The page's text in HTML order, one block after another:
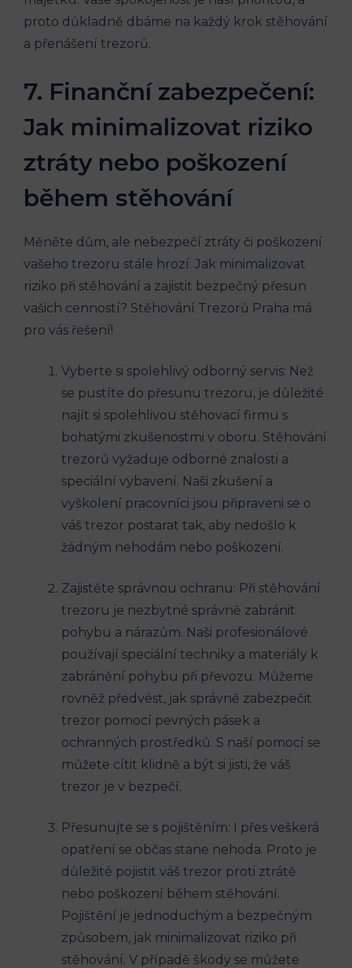
proto důkladně dbáme na každý krok stěhování
a přenášení trezorů.
7. Finanční zabezpečení:
Jak minimalizovat riziko
ztráty nebo poškození
během stěhování
Měněte dům, ale nebezpečí ztráty či poškození
vašeho trezoru stále hrozí. Jak minimalizovat
riziko při stěhování a zajistit bezpečný přesun
vašich cenností? Stěhování Trezorů Praha má
pro vás řešení!
Vyberte si spolehlivý odborný servis: Než
se pustíte do přesunu trezoru, je důležité
najít si spolehlivou stěhovací firmu s
bohatými zkušenostmi v oboru. Stěhování
trezorů vyžaduje odborné znalosti a
speciální vybavení. Naši zkušení a
vyškolení pracovníci jsou připraveni se o
váš trezor postarat tak, aby nedošlo k
žádným nehodám nebo poškození.
Zajistěte správnou ochranu: Při stěhování
trezoru je nezbytné správně zabránit
pohybu a nárazům. Naši profesionálové
používají speciální techniky a materiály k
zabránění pohybu při převozu. Můžeme
rovněž předvést, jak správně zabezpečit
trezor pomocí pevných pásek a
ochranných prostředků. S naší pomocí se
můžete cítit klidně a být si jisti, že váš
trezor je v bezpečí.
Přesunujte se s pojištěním: I přes veškerá
opatření se občas stane nehoda. Proto je
důležité pojistit váš trezor proti ztrátě
nebo poškození během stěhování.
Pojištění je jednoduchým a bezpečným
způsobem, jak minimalizovat riziko při
stěhování. V případě škody se můžete